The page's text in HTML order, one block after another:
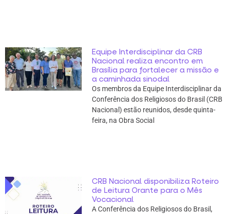
Equipe Interdisciplinar da CRB
Nacional realiza encontro em
Brasília para fortalecer a missão e
a caminhada sinodal
Os membros da Equipe Interdisciplinar da
Conferência dos Religiosos do Brasil (CRB
Nacional) estão reunidos, desde quinta-
feira, na Obra Social
CRB Nacional disponibiliza Roteiro
de Leitura Orante para o Mês
Vocacional
A Conferência dos Religiosos do Brasil,